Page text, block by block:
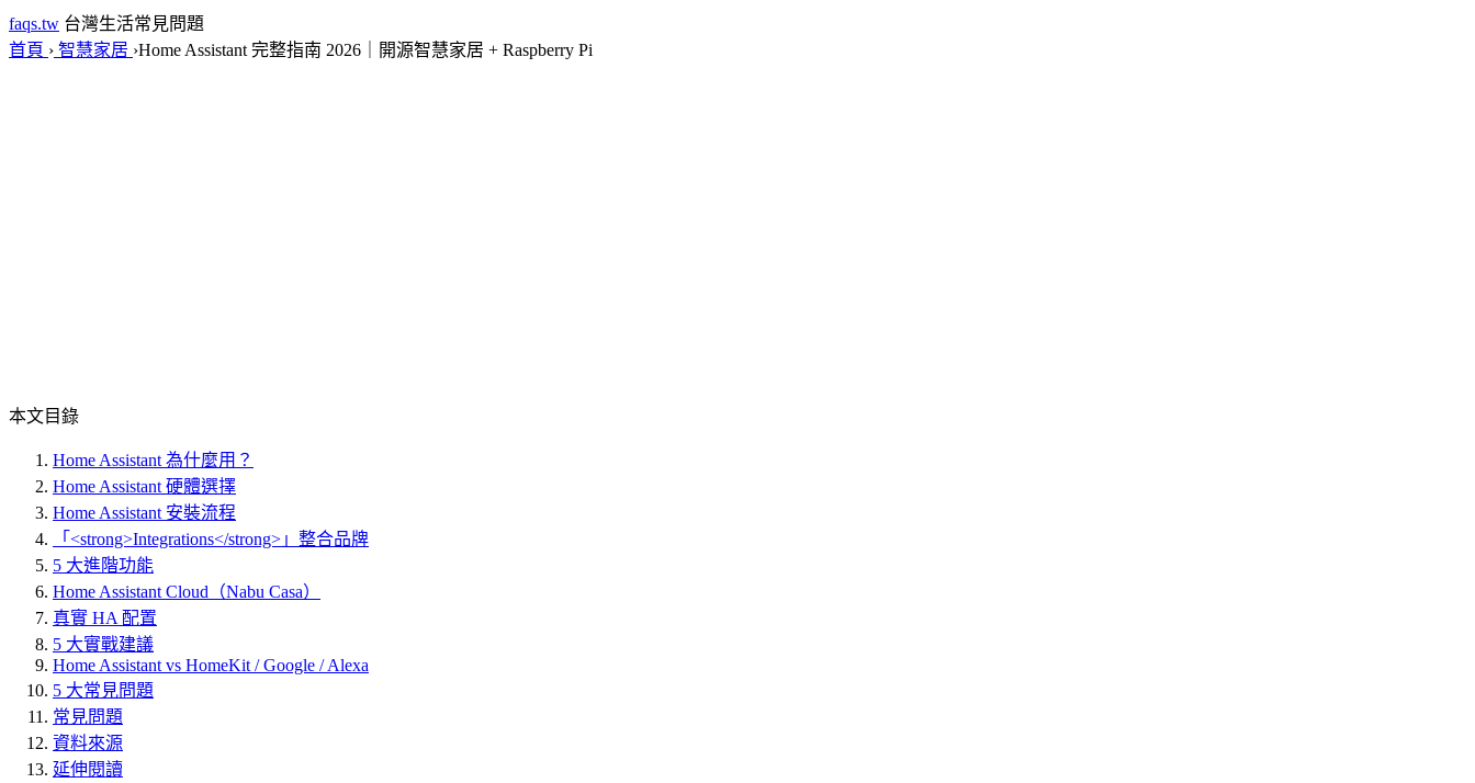
faqs.tw 台灣生活常見問題
首頁 › 智慧家居 ›Home Assistant 完整指南 2026｜開源智慧家居 + Raspberry Pi
本文目錄
Home Assistant 為什麼用？
Home Assistant 硬體選擇
Home Assistant 安裝流程
「<strong>Integrations</strong>」整合品牌
5 大進階功能
Home Assistant Cloud（Nabu Casa）
真實 HA 配置
5 大實戰建議
Home Assistant vs HomeKit / Google / Alexa
5 大常見問題
常見問題
資料來源
延伸閱讀